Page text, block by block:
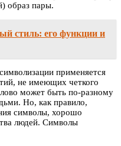
образ пары.
стиль: его функции и
применяется
не имеющих четкого
может быть по-разному
Но, как правило,
символы, хорошо
людей. Символы